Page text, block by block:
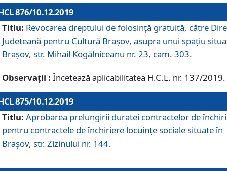
876/10.12.2019
Titlu: Revocarea dreptului de folosinţă gratuită, către
Judeţeană pentru Cultură Braşov, asupra unui spaţiu
Braşov, str. Mihail Kogălniceanu nr. 23, cam. 303.
Observații : Încetează aplicabilitatea H.C.L. nr. 137/2019.
875/10.12.2019
Titlu: Aprobarea prelungirii duratei contractelor de
pentru contractele de închiriere locuinţe sociale situate în
Braşov, str. Zizinului nr. 144.